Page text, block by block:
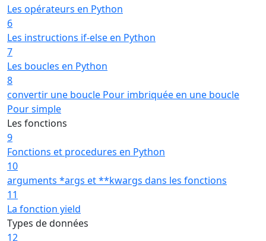
Les opérateurs en Python
6
Les instructions if-else en Python
7
Les boucles en Python
8
convertir une boucle Pour imbriquée en une boucle
Pour simple
Les fonctions
9
Fonctions et procedures en Python
10
arguments *args et **kwargs dans les fonctions
11
La fonction yield
Types de données
12